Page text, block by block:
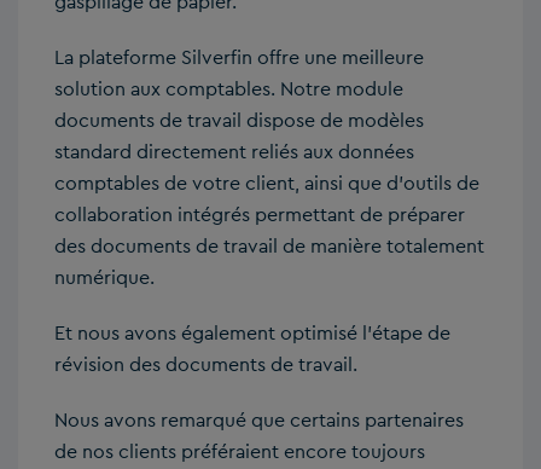
La plateforme Silverfin offre une meilleure
solution aux comptables. Notre module
documents de travail dispose de modèles
standard directement reliés aux données
comptables de votre client, ainsi que d’outils de
collaboration intégrés permettant de préparer
des documents de travail de manière totalement
numérique.
Et nous avons également optimisé l’étape de
révision des documents de travail.
Nous avons remarqué que certains partenaires
de nos clients préféraient encore toujours